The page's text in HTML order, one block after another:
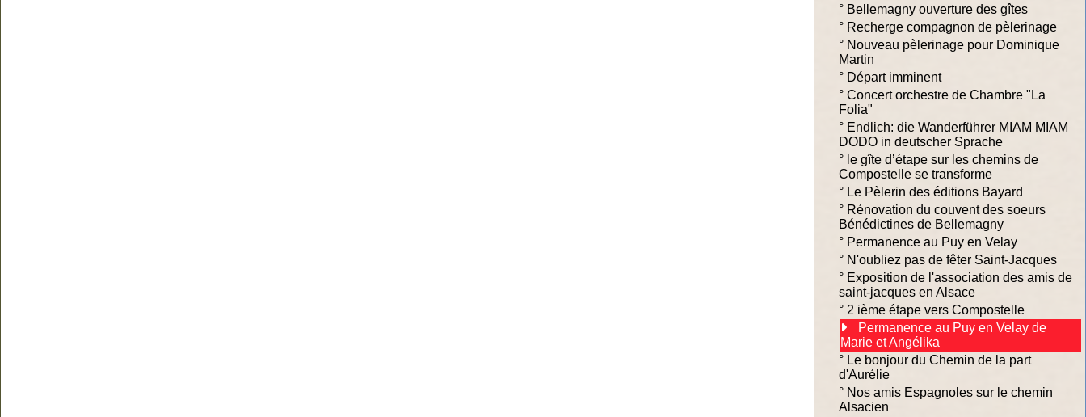
° Bellemagny ouverture des gîtes
° Recherge compagnon de pèlerinage
° Nouveau pèlerinage pour Dominique
Martin
° Départ imminent
° Concert orchestre de Chambre "La
Folia"
° Endlich: die Wanderführer MIAM MIAM
DODO in deutscher Sprache
° le gîte d’étape sur les chemins de
Compostelle se transforme
° Le Pèlerin des éditions Bayard
° Rénovation du couvent des soeurs
Bénédictines de Bellemagny
° Permanence au Puy en Velay
° N'oubliez pas de fêter Saint-Jacques
° Exposition de l'association des amis de
saint-jacques en Alsace
° 2 ième étape vers Compostelle
Permanence au Puy en Velay de
Marie et Angélika
° Le bonjour du Chemin de la part
d'Aurélie
° Nos amis Espagnoles sur le chemin
Alsacien